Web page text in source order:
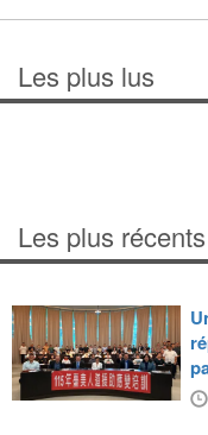
Les plus lus
Les plus récents